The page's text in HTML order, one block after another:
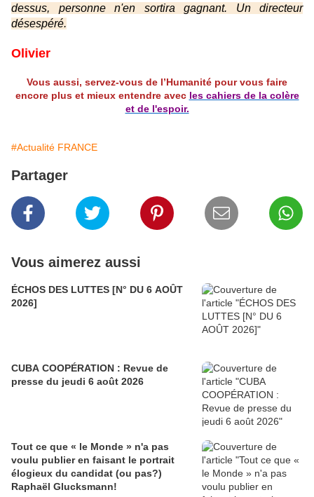
dessus, personne n'en sortira gagnant. Un directeur
désespéré.
Olivier
Vous aussi, servez-vous de l’Humanité pour vous faire
encore plus et mieux entendre avec les cahiers de la colère
et de l'espoir.
#Actualité FRANCE
Partager
Vous aimerez aussi
ÉCHOS DES LUTTES [N° DU 6 AOÛT
2026]
CUBA COOPÉRATION : Revue de
presse du jeudi 6 août 2026
Tout ce que « le Monde » n'a pas
voulu publier en faisant le portrait
élogieux du candidat (ou pas?)
Raphaël Glucksmann!